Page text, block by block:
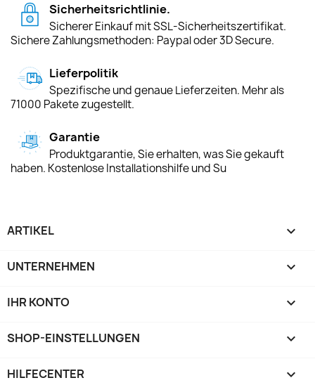
Sicherheitsrichtlinie.
Sicherer Einkauf mit SSL-Sicherheitszertifikat.
Sichere Zahlungsmethoden: Paypal oder 3D Secure.
Lieferpolitik
Spezifische und genaue Lieferzeiten. Mehr als
71000 Pakete zugestellt.
Garantie
Produktgarantie, Sie erhalten, was Sie gekauft
haben. Kostenlose Installationshilfe und Su
ARTIKEL 
UNTERNEHMEN 
IHR KONTO 
SHOP-EINSTELLUNGEN keyboard_arrow_down
HILFECENTER 